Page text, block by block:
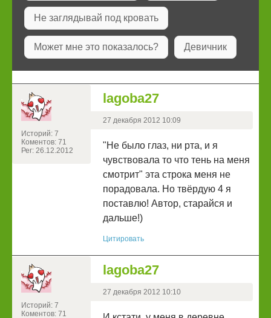
Не заглядывай под кровать
Может мне это показалось? Девичник
Историй: 7
Коментов: 71
Рег: 26.12.2012
lagoba27
27 декабря 2012 10:09
"Не было глаз, ни рта, и я
чувствовала то что тень на меня
смотрит" эта строка меня не
порадовала. Но твёрдую 4 я
поставлю! Автор, старайся и
дальше!)
Цитировать
Историй: 7
Коментов: 71
lagoba27
27 декабря 2012 10:10